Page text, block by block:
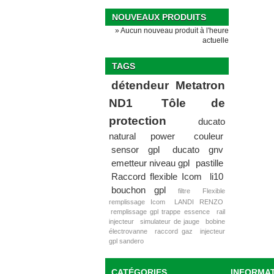
NOUVEAUX PRODUITS
» Aucun nouveau produit à l'heure
actuelle
TAGS
détendeur Metatron
ND1
Tôle de
protection
ducato
natural power
couleur
sensor gpl
ducato gnv
emetteur niveau gpl
pastille
Raccord flexible Icom
li10
bouchon gpl
filtre
Flexible
remplissage Icom
LANDI RENZO
remplissage gpl trappe essence
rail
injecteur
simulateur de jauge
bobine
électrovanne
raccord gaz
injecteur
gpl sandero